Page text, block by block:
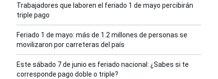
Trabajadores que laboren el feriado 1 de mayo percibirán
triple pago
Feriado 1 de mayo: más de 1.2 millones de personas se
movilizaron por carreteras del país
Este sábado 7 de junio es feriado nacional: ¿Sabes si te
corresponde pago doble o triple?